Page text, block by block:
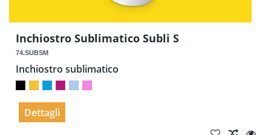
Inchiostro Sublimatico Subli S
74.SUBSM
Inchiostro sublimatico
Dettagli